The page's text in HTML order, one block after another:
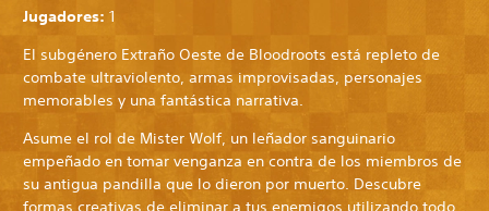
Jugadores: 1
El subgénero Extraño Oeste de Bloodroots está repleto de
combate ultraviolento, armas improvisadas, personajes
memorables y una fantástica narrativa.
Asume el rol de Mister Wolf, un leñador sanguinario
empeñado en tomar venganza en contra de los miembros de
su antigua pandilla que lo dieron por muerto. Descubre
formas creativas de eliminar a tus enemigos utilizando todo